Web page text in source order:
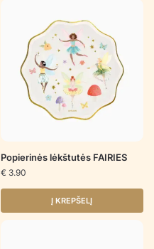
Popierinės lėkštutės FAIRIES
€ 3.90
Į KREPŠELĮ